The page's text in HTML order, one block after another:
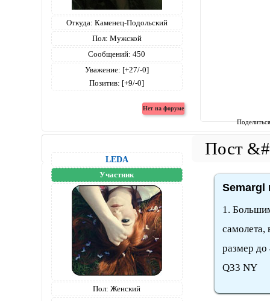
Откуда: Каменец-Подольский
Пол: Мужской
Сообщений: 450
Уважение: [+27/-0]
Позитив: [+9/-0]
LEDA
Участник
Пол: Женский
Semargl
1.
самолета,
размер
Q33 NY